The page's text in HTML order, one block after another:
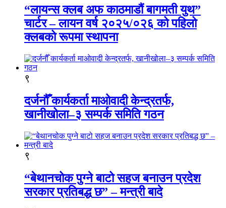
“लायन्स क्लब अफ काठमाडौं बागमती युथ”
चार्टर – लायन वर्ष २०२५/०२६ को पहिलो
क्लबको रूपमा स्थापना
९
दर्जनौँ कार्यकर्ता माओवादी केन्द्रतर्फ,
खानीखोला–३ सम्पर्क समिति गठन
९
“बेथानचोक पुग्ने बाटो सहज बनाउन प्रदेश
सरकार प्रतिबद्ध छ” – मन्त्री बादे